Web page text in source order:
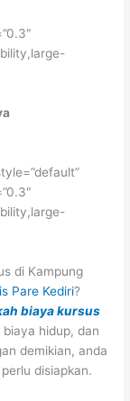
di Kampung
Pare Kediri?
biaya kursus
hidup, dan
demikian, anda
disiapkan.